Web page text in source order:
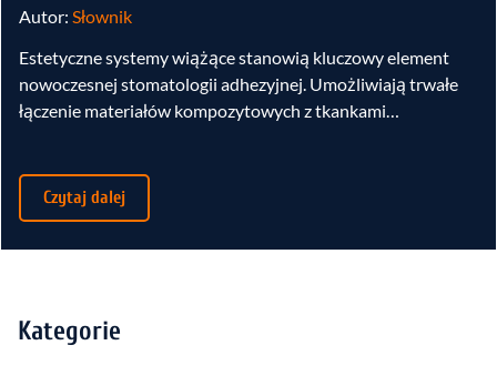
Autor: Słownik
Estetyczne systemy wiążące stanowią kluczowy element
nowoczesnej stomatologii adhezyjnej. Umożliwiają trwałe
łączenie materiałów kompozytowych z tkankami…
Czytaj dalej
Kategorie